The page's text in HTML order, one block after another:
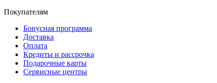
Покупателям
Бонусная программа
Доставка
Оплата
Кредиты и рассрочка
Подарочные карты
Сервисные центры